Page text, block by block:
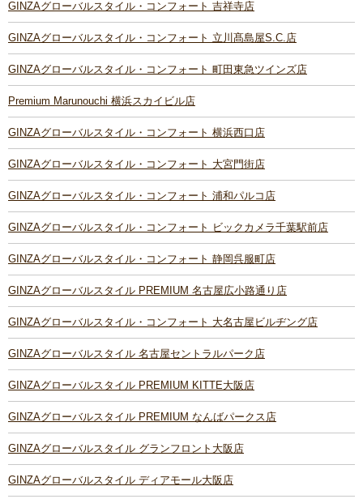
GINZAグローバルスタイル・コンフォート 吉祥寺店
GINZAグローバルスタイル・コンフォート 立川髙島屋S.C.店
GINZAグローバルスタイル・コンフォート 町田東急ツインズ店
Premium Marunouchi 横浜スカイビル店
GINZAグローバルスタイル・コンフォート 横浜西口店
GINZAグローバルスタイル・コンフォート 大宮門街店
GINZAグローバルスタイル・コンフォート 浦和パルコ店
GINZAグローバルスタイル・コンフォート ビックカメラ千葉駅前店
GINZAグローバルスタイル・コンフォート 静岡呉服町店
GINZAグローバルスタイル PREMIUM 名古屋広小路通り店
GINZAグローバルスタイル・コンフォート 大名古屋ビルヂング店
GINZAグローバルスタイル 名古屋セントラルパーク店
GINZAグローバルスタイル PREMIUM KITTE大阪店
GINZAグローバルスタイル PREMIUM なんばパークス店
GINZAグローバルスタイル グランフロント大阪店
GINZAグローバルスタイル ディアモール大阪店